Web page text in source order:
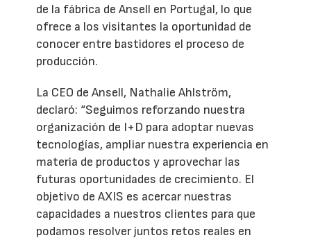
de la fábrica de Ansell en Portugal, lo que
ofrece a los visitantes la oportunidad de
conocer entre bastidores el proceso de
producción.
La CEO de Ansell, Nathalie Ahlström,
declaró: “Seguimos reforzando nuestra
organización de I+D para adoptar nuevas
tecnologías, ampliar nuestra experiencia en
materia de productos y aprovechar las
futuras oportunidades de crecimiento. El
objetivo de AXIS es acercar nuestras
capacidades a nuestros clientes para que
podamos resolver juntos retos reales en